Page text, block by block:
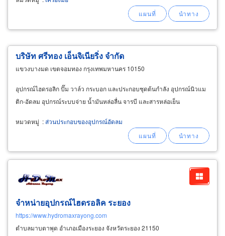
ช่าง มืออาชีพและอะไหล่บริการช่างทั่วไป จำหน่าย
บริษัท ศรีทอง เอ็นจิเนียริ่ง จำกัด
แขวงบางมด เขตจอมทอง กรุงเทพมหานคร 10150
อุปกรณ์ไฮดรอลิก ปั๊ม วาล์ว กระบอก และประกอบชุดต้นกำลัง อุปกรณ์นิวแม
ติก-อัดลม อุปกรณ์ระบบจ่าย น้ำมันหล่อลื่น จารบี และสารหล่อเย็น
หมวดหมู่ :ส่วนประกอบของอุปกรณ์อัดลม
จำหน่ายอุปกรณ์ไฮดรอลิค ระยอง
https://www.hydromaxrayong.com
ตำบลมาบตาพุด อำเภอเมืองระยอง จังหวัดระยอง 21150